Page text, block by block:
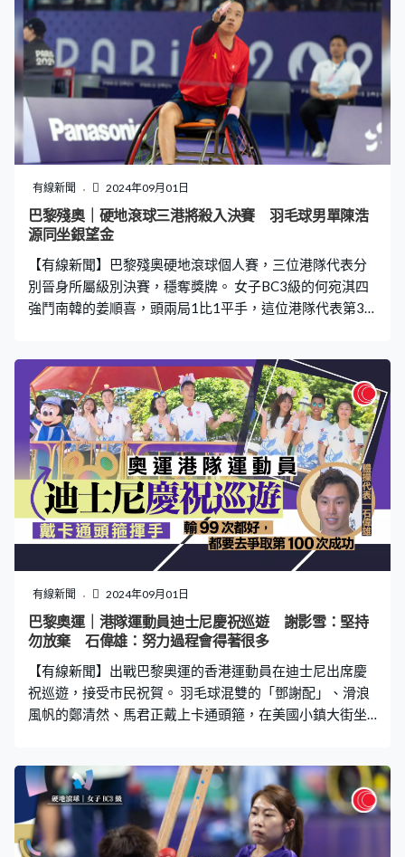
「掛拍」前最後一項國際賽，陳浩源早前說想轉一轉獎牌
顏色。大比數再贏21比10，局數2比0勝出，都流下男兒
淚，決賽對上屆金牌得主日本的梶原大暉。陳浩源：「我
很怕做一位講得出做不到的運動員，我賽前希望站上頒獎
台，希望轉獎牌的顏色，現在做到了。希望大家覺得陳浩
源是一位講得出做得到的運動員。我想跟梶原大暉說，我
做到承諾，我們有勾手指，承諾決賽會相遇，我一定會好
好休息、展現最好的狀態，希望最後一場國際賽事，讓大
家看到一名香港最好的輪椅羽毛球運動員。」
有線新聞 2024年09月01日
巴黎殘奧｜硬地滾球三港將殺入決賽 羽毛球男單陳浩
源同坐銀望金
【有線新聞】巴黎殘奧硬地滾球個人賽，三位港隊代表分
別晉身所屬級別決賽，穩奪獎牌。 女子BC3級的何宛淇四
強鬥南韓的姜順喜，頭兩局1比1平手，這位港隊代表第3
奧就入決賽，四強7比0大勝馬來西亞的莎廉，會與國家隊
的林細妹爭金牌。男子BC1級的龍子健同樣穩奪獎牌，四
強以4比3淘汰印尼球手，決賽對手是南韓的鄭盛俊。 羽毛
球WH2級男單，陳浩源同樣坐銀望金。這位39歲港隊代表
四強對南韓的于秀榮，首局「刁時」贏23比21，第二局輕
鬆大勝21比10，局數2比0勝出，決賽對手是日本的梶原大
暉。
有線新聞 2024年09月01日
巴黎奧運｜港隊運動員迪士尼慶祝巡遊 謝影雪：堅持
勿放棄 石偉雄：努力過程會得著很多
【有線新聞】出戰巴黎奧運的香港運動員在迪士尼出席慶
祝巡遊，接受市民祝賀。 羽毛球混雙的「鄧謝配」、滑浪
風帆的鄭清然、馬君正戴上卡通頭箍，在美國小鎮大街坐
泳的歐鎧淳、譚凱琳、賽艇的趙顯臻及劍擊代表何瑋桁都
有出席。 氣溫超過30度，仍有不少市民無懼炎熱天氣，在
街道兩邊守候，一睹運動員風采。一班運動員多謝市民支
持，他們有說話想與年輕一代說。 港隊羽毛球代表謝影